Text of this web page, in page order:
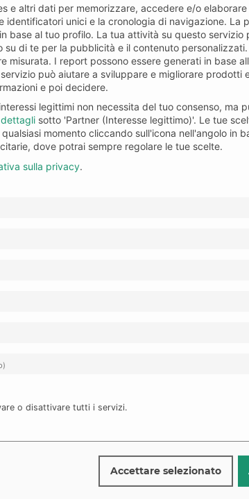
across
GDPR & AI Act
Compliant
Architecture built for
native European
compliance
100% EU data residency,
built-in human-in-the-
loop, immutable audit
logs
work
with clear
governance. From
we manage
end-to-end.
e altri dati per memorizzare, accedere e/o
identificatori unici e la cronologia di navigazione. La
base al tuo profilo. La tua attività su questo servizio
su di te per la pubblicità e il contenuto
misurata. I report possono essere generati in base
può aiutare a sviluppare e migliorare prodotti
e poi decidere.
legittimi non necessita del tuo consenso, ma
dettagli sotto 'Partner (Interesse legittimo)'. Le tue
momento cliccando sull'icona nell'angolo in
dove potrai sempre regolare le tue scelte.
sulla privacy.
o disattivare tutti i servizi.
Accettare selezionato